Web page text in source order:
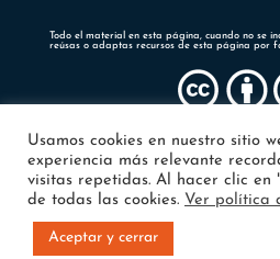
Todo el material en esta página, cuando no se
reúsas o adaptas recursos de esta página por
Usamos cookies en nuestro sitio
experiencia más relevante
visitas repetidas. Al hacer clic en
de todas las cookies. Ver política
Aceptar y cerrar